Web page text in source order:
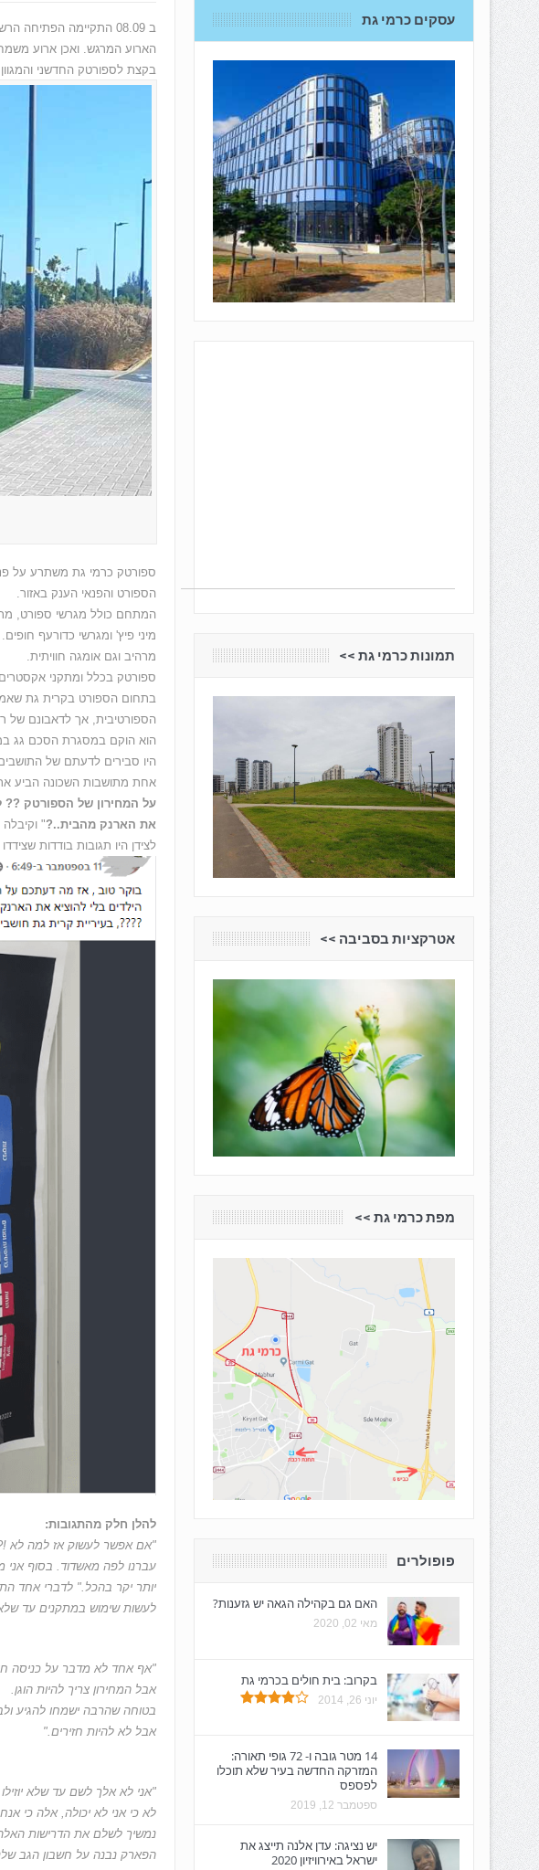
ב 08.09 התקיימה
הארוע המרגש. ואכן ארוע
בקצת לספורטק החדשני
הספורט והפנאי הענק באזור.
המתחם כולל מגרשי ספורט,
מרהיב וגם אומגה חוויתית.
ספורטק בכלל ומתקני
בתחום הספורט בקרית גת
הספורטיבית, אך לדאבונם
הוא הוקם במסגרת הסכם גג
היו סבירים לדעתם של
אחת מתושבות השכונה הביע
על המחירון של הספורטק ??
את הארנק מהבית..?"
לצידן היו תגובות בודדות
להלן חלק מהתגובות:
"אם אפשר לעשוק אז למה לא
עברנו לפה מאשדוד. בסוף אני
יותר יקר בהכל.​" לדברי אחד
לעשות שימוש במתקנים עד
"אף אחד לא מדבר על כניסה
אבל המחירון צריך להיות הוגן.
בטוחה שהרבה ישמחו להגיע
אבל לא להיות חזירים.​"
"​אני לא אלך לשם עד שלא
לא כי אני לא יכולה, אלה כי
נמשיך לשלם את הדרישות האלה
הפארק נבנה על חשבון הגב
עסקים כרמי גת
תמונות כרמי גת <<
אטרקציות בסביבה <<
מפת כרמי גת <<
פופולרים
האם גם בקהילה הגאה יש גזענות?
מאי 02, 2020
בקרוב: בית חולים בכרמי גת
יוני 26, 2014
14 מטר גובה ו- 72 גופי תאורה:
המזרקה החדשה בעיר שלא תוכלו
לפספס
ספטמבר 12, 2019
יש נציגה: עדן אלנה תייצג את
ישראל באירוויזיון 2020